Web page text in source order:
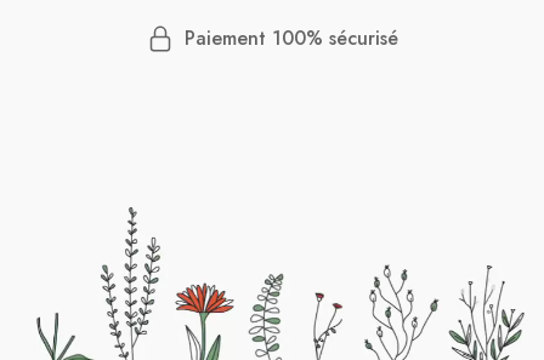
Paiement 100% sécurisé